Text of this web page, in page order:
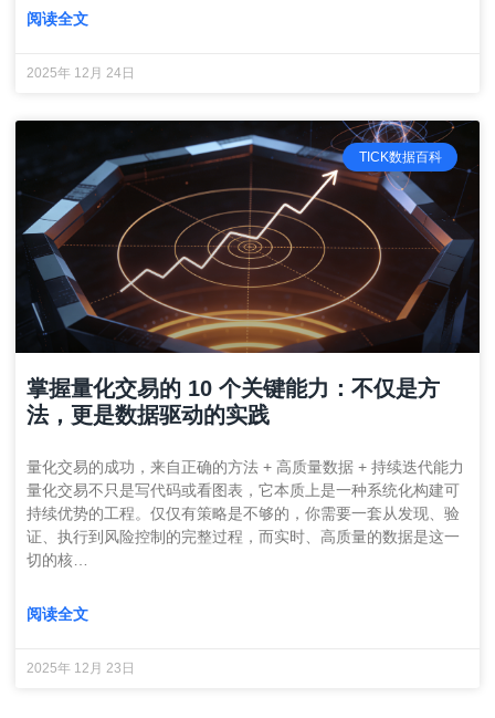
阅读全文
2025年 12月 24日
TICK数据百科
掌握量化交易的 10 个关键能力：不仅是方
法，更是数据驱动的实践
量化交易的成功，来自正确的方法 + 高质量数据 + 持续迭代能力
量化交易不只是写代码或看图表，它本质上是一种系统化构建可
持续优势的工程。仅仅有策略是不够的，你需要一套从发现、验
证、执行到风险控制的完整过程，而实时、高质量的数据是这一
切的核…
阅读全文
2025年 12月 23日